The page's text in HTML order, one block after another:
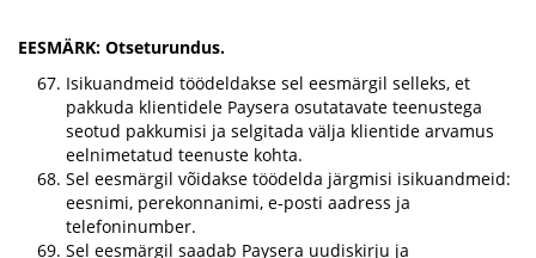
EESMÄRK: Otseturundus.
Isikuandmeid töödeldakse sel eesmärgil selleks, et
pakkuda klientidele Paysera osutatavate teenustega
seotud pakkumisi ja selgitada välja klientide arvamus
eelnimetatud teenuste kohta.
Sel eesmärgil võidakse töödelda järgmisi isikuandmeid:
eesnimi, perekonnanimi, e-posti aadress ja
telefoninumber.
Sel eesmärgil saadab Paysera uudiskirju ja